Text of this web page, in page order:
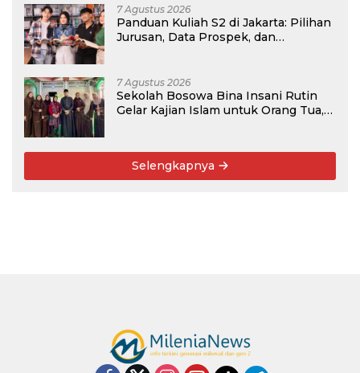
7 Agustus 2026
Panduan Kuliah S2 di Jakarta: Pilihan
Jurusan, Data Prospek, dan
7 Agustus 2026
Sekolah Bosowa Bina Insani Rutin
Gelar Kajian Islam untuk Orang Tua,
Selengkapnya